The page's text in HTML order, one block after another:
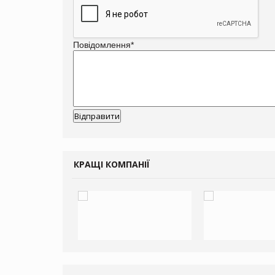
Повідомлення*
КРАЩІ КОМПАНІЇ